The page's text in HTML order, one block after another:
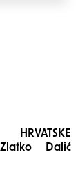
Zlatko Dalić